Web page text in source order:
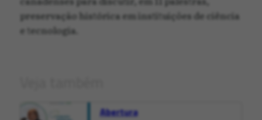
preservação histórica em instituições de ciência
e tecnologia.
Abertura